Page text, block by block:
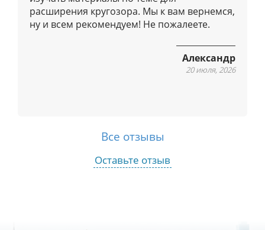
расширения кругозора. Мы к вам вернемся,
ну и всем рекомендуем! Не пожалеете.
Александр
20 июля, 2026
Все отзывы
Оставьте отзыв